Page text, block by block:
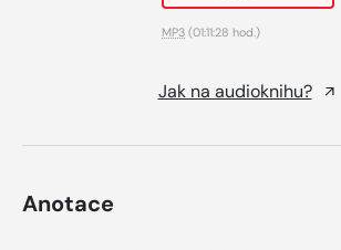
MP3 (01:11:28 hod.)
Jak na audioknihu?
Anotace